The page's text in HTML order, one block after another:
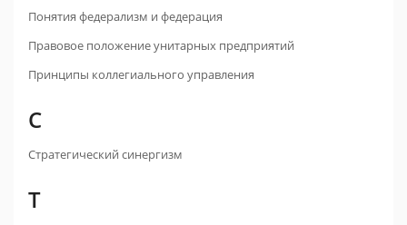
Понятия федерализм и федерация
Правовое положение унитарных предприятий
Принципы коллегиального управления
С
Стратегический синергизм
Т